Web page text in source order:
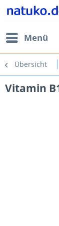
Menü
Übersicht
Vitamin